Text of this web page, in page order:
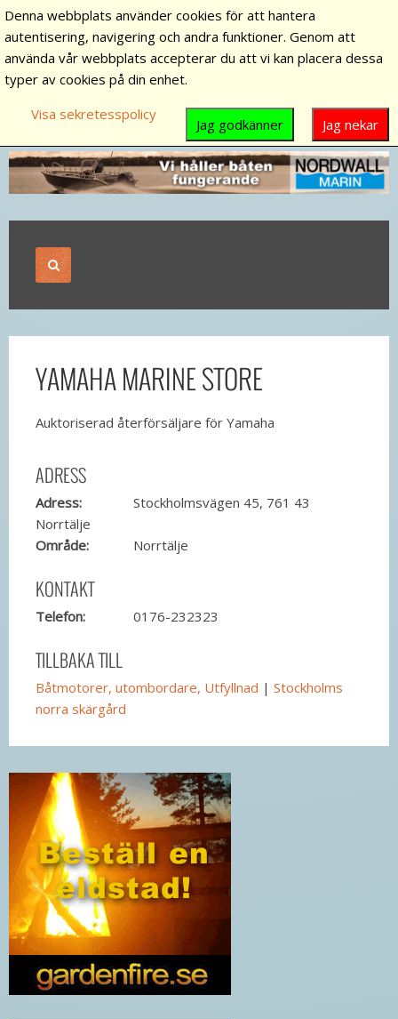
YAMAHA MARINE STORE
Auktoriserad återförsäljare för Yamaha
ADRESS
Adress:
Stockholmsvägen 45, 761 43
Norrtälje
Område:
Norrtälje
KONTAKT
Telefon: 0176-232323
TILLBAKA TILL
Båtmotorer, utombordare, Utfyllnad | Stockholms
norra skärgård
Denna webbplats använder cookies för att hantera
autentisering, navigering och andra funktioner. Genom att
använda vår webbplats accepterar du att vi kan placera dessa
typer av cookies på din enhet.
Visa sekretesspolicy
Jag nekar
Jag godkänner